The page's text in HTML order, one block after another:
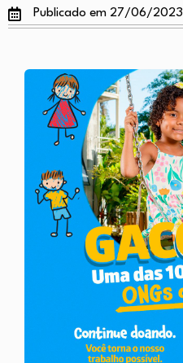
Publicado em 27/06/2023